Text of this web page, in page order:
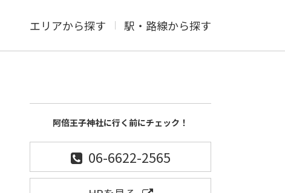
エリアから探す 駅・路線から探す
阿倍王子神社に行く前にチェック！
06-6622-2565